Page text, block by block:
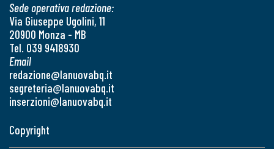
Sede operativa redazione:
Via Giuseppe Ugolini, 11
20900 Monza - MB
Tel. 039 9418930
Email
redazione@lanuovabq.it
segreteria@lanuovabq.it
inserzioni@lanuovabq.it
Copyright